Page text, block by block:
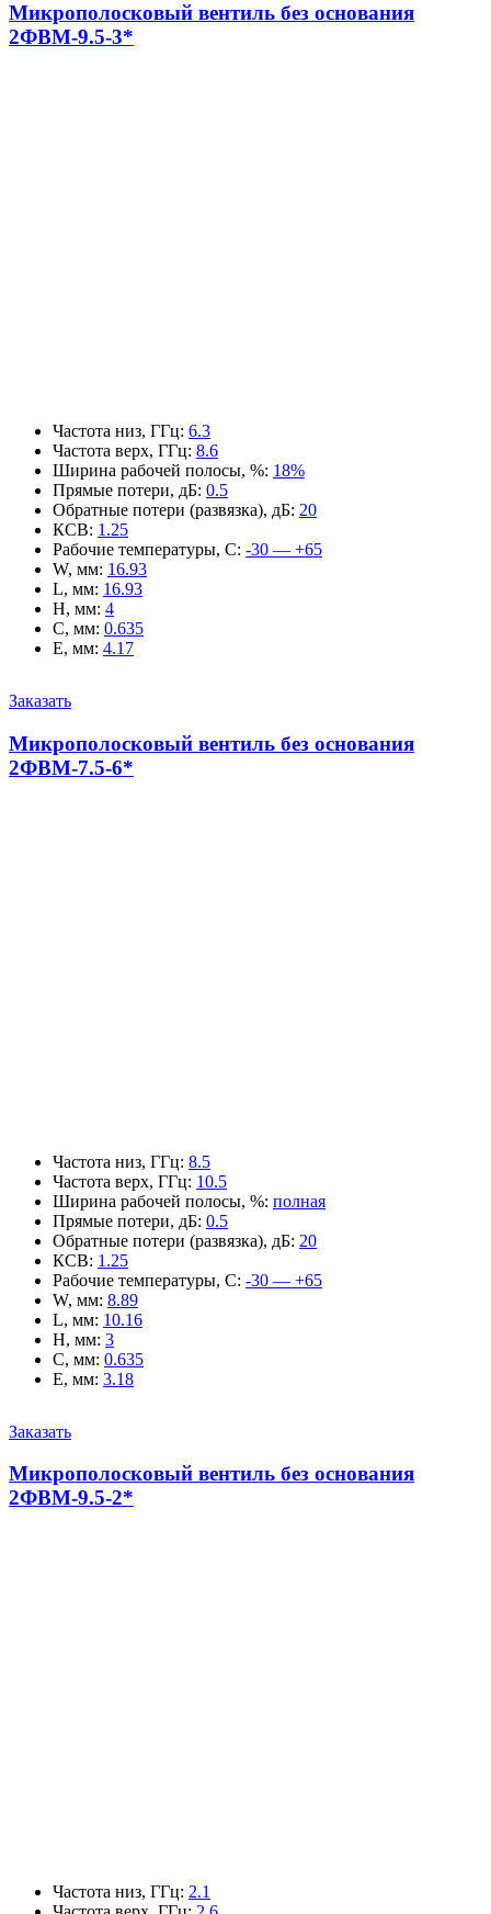
Микрополосковый вентиль без основания
2ФВМ-9.5-3*
Частота низ, ГГц: 6.3
Частота верх, ГГц: 8.6
Ширина рабочей полосы, %: 18%
Прямые потери, дБ: 0.5
Обратные потери (развязка), дБ: 20
КСВ: 1.25
Рабочие температуры, С: -30 — +65
W, мм: 16.93
L, мм: 16.93
H, мм: 4
C, мм: 0.635
E, мм: 4.17
Заказать
Микрополосковый вентиль без основания
2ФВМ-7.5-6*
Частота низ, ГГц: 8.5
Частота верх, ГГц: 10.5
Ширина рабочей полосы, %: полная
Прямые потери, дБ: 0.5
Обратные потери (развязка), дБ: 20
КСВ: 1.25
Рабочие температуры, С: -30 — +65
W, мм: 8.89
L, мм: 10.16
H, мм: 3
C, мм: 0.635
E, мм: 3.18
Заказать
Микрополосковый вентиль без основания
2ФВМ-9.5-2*
Частота низ, ГГц: 2.1